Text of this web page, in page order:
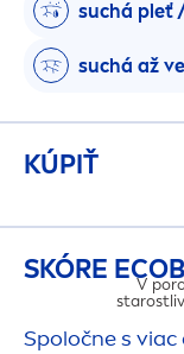
suchá pleť
suchá až
KÚPIŤ
SKÓRE ECO
V
Spoločne s viac